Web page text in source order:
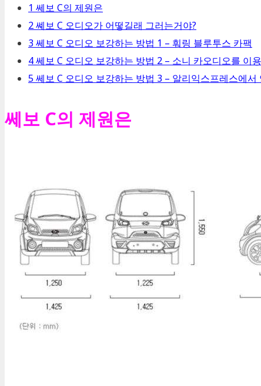
1 쎄보 C의 제원은
2쎼보 C 오디오가 어떻길래 그러는거야?
3쎄보 C 오디오 보강하는 방법 1 – 훠링 블루투스 카팩
4쎄보 C 오디오 보강하는 방법 2 – 소니 카오디오를 이
5쎄보 C 오디오 보강하는 방법 3 – 알리익스프레스에
쎄보 C의 제원은